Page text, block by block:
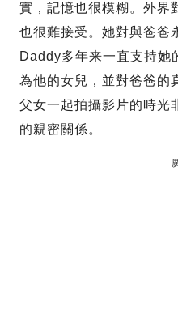
實，記憶也很模糊。外界
也很難接受。她對與爸爸
Daddy多年来一直支持她
為他的女兒，並對爸爸的
父女一起拍攝影片的時光
的親密關係。